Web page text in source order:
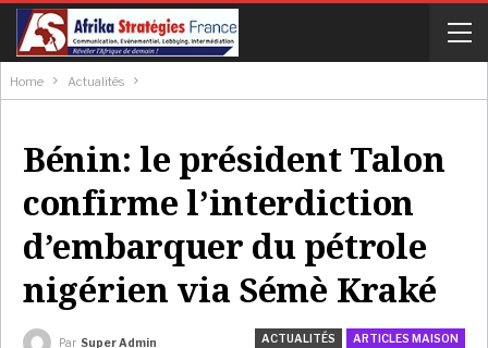
Home Actualités
Bénin: le président Talon
confirme l’interdiction
d’embarquer du pétrole
nigérien via Sémè Kraké
ACTUALITÉS ARTICLES MAISON
Par Super Admin